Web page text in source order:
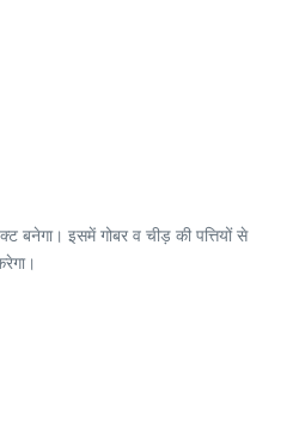
बनेगा। इसमें गोबर व चीड़ की पत्तियों से